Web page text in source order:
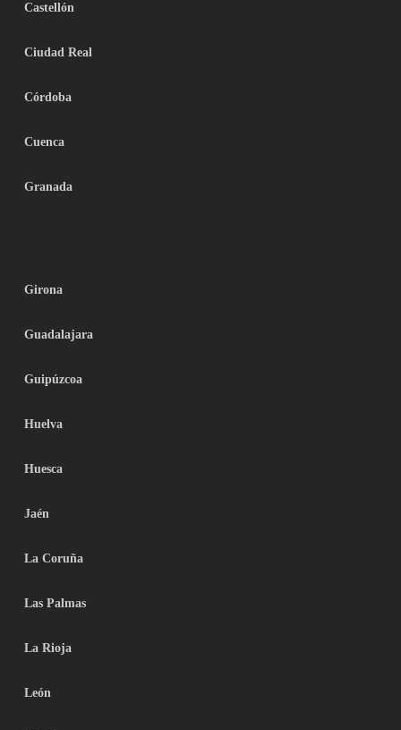
Castellón
Ciudad Real
Córdoba
Cuenca
Granada
Girona
Guadalajara
Guipúzcoa
Huelva
Huesca
Jaén
La Coruña
Las Palmas
La Rioja
León